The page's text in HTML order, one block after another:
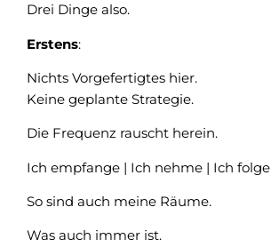
Drei Dinge also.
Erstens:
Nichts Vorgefertigtes hier.
Keine geplante Strategie.
Die Frequenz rauscht herein.
Ich empfange | Ich nehme | Ich folge
So sind auch meine Räume.
Was auch immer ist.